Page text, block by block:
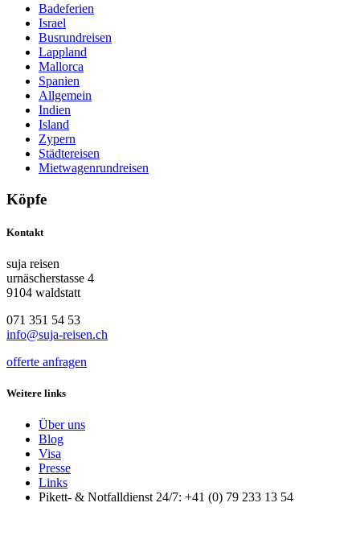
Badeferien
Israel
Busrundreisen
Lappland
Mallorca
Spanien
Allgemein
Indien
Island
Zypern
Städtereisen
Mietwagenrundreisen
Köpfe
Kontakt
suja reisen
urnäscherstasse 4
9104 waldstatt
071 351 54 53
info@suja-reisen.ch
offerte anfragen
Weitere links
Über uns
Blog
Visa
Presse
Links
Pikett- & Notfalldienst 24/7: +41 (0) 79 233 13 54